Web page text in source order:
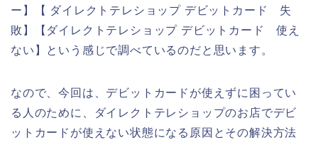
ー】【 ダイレクトテレショップ デビットカード 失
敗】【ダイレクトテレショップ デビットカード 使え
ない】という感じで調べているのだと思います。
なので、今回は、デビットカードが使えずに困ってい
る人のために、ダイレクトテレショップのお店でデビ
ットカードが使えない状態になる原因とその解決方法